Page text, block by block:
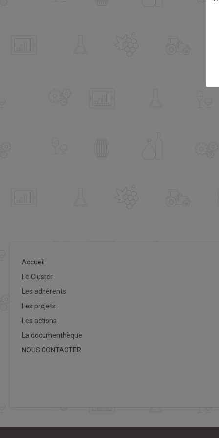
Accueil
Le Cluster
Les adhérents
Les projets
Les actions
La documenthèque
NOUS CONTACTER